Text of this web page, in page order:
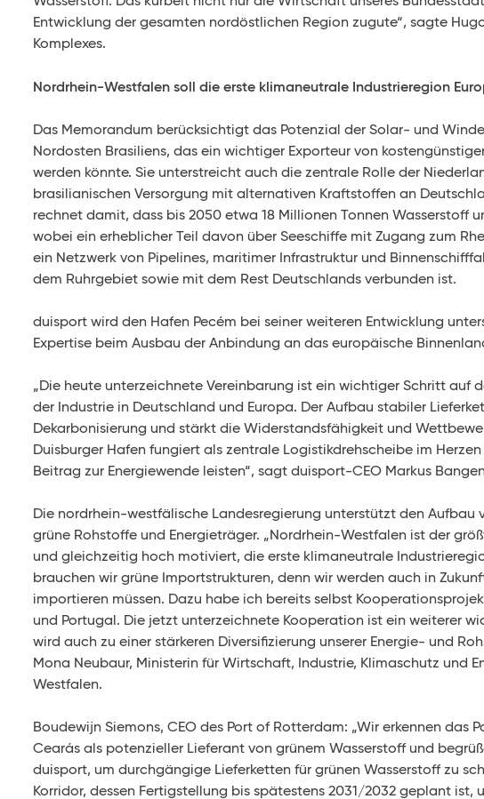
Entwicklung der gesamten nordöstlichen Region zugute“, sagte
Komplexes.
Nordrhein-Westfalen soll die erste klimaneutrale Industrieregion
Das Memorandum berücksichtigt das Potenzial der Solar- und
Nordosten Brasiliens, das ein wichtiger Exporteur von
werden könnte. Sie unterstreicht auch die zentrale Rolle der
brasilianischen Versorgung mit alternativen Kraftstoffen an
rechnet damit, dass bis 2050 etwa 18 Millionen Tonnen Wasserstoff
wobei ein erheblicher Teil davon über Seeschiffe mit Zugang zum
ein Netzwerk von Pipelines, maritimer Infrastruktur und
dem Ruhrgebiet sowie mit dem Rest Deutschlands verbunden ist.
duisport wird den Hafen Pecém bei seiner weiteren Entwicklung
Expertise beim Ausbau der Anbindung an das europäische
„Die heute unterzeichnete Vereinbarung ist ein wichtiger Schritt auf
der Industrie in Deutschland und Europa. Der Aufbau stabiler
Dekarbonisierung und stärkt die Widerstandsfähigkeit und
Duisburger Hafen fungiert als zentrale Logistikdrehscheibe im
Beitrag zur Energiewende leisten“, sagt duisport-CEO Markus
Die nordrhein-westfälische Landesregierung unterstützt den
grüne Rohstoffe und Energieträger. „Nordrhein-Westfalen ist der
und gleichzeitig hoch motiviert, die erste klimaneutrale
brauchen wir grüne Importstrukturen, denn wir werden auch in
importieren müssen. Dazu habe ich bereits selbst
und Portugal. Die jetzt unterzeichnete Kooperation ist ein weiterer
wird auch zu einer stärkeren Diversifizierung unserer Energie- und
Mona Neubaur, Ministerin für Wirtschaft, Industrie, Klimaschutz und
Westfalen.
Boudewijn Siemons, CEO des Port of Rotterdam: „Wir erkennen das
Cearás als potenzieller Lieferant von grünem Wasserstoff und
duisport, um durchgängige Lieferketten für grünen Wasserstoff zu
Korridor, dessen Fertigstellung bis spätestens 2031/2032 geplant ist,